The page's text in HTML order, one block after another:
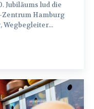
Hamburg
Wegbegleiter...